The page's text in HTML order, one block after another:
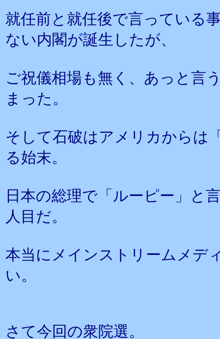
就任前と就任後で言っている
ない内閣が誕生したが、
ご祝儀相場も無く、あっと言
まった。
そして石破はアメリカからは
る始末。
日本の総理で「ルーピー」と
人目だ。
本当にメインストリームメデ
い。
さて今回の衆院選。